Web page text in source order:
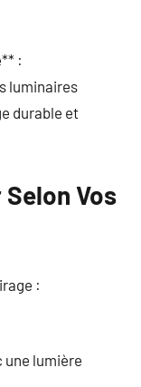
:
luminaires
durable et
Vos
:
une lumière